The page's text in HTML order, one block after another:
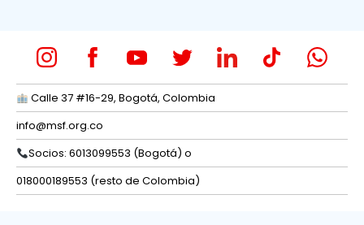
Calle 37 #16-29, Bogotá, Colombia
info@msf.org.co
Socios: 6013099553 (Bogotá) o
018000189553 (resto de Colombia)